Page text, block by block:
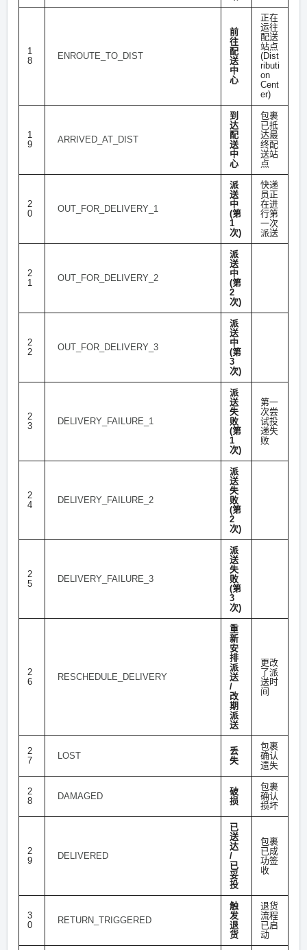
1
8
ENROUTE_TO_DIST
前
往
配
送
中
心
正在
运往
配送
站点
(Dist
ributi
on
Cent
er)
1
9
ARRIVED_AT_DIST
到
达
配
送
中
心
包裹
已抵
达最
终配
送站
点
2
0
OUT_FOR_DELIVERY_1
派
送
中
(第
1
次)
快递
员正
在进
行第
一次
派送
2
1
OUT_FOR_DELIVERY_2
派
送
中
(第
2
次)
2
2
OUT_FOR_DELIVERY_3
派
送
中
(第
3
次)
2
3
DELIVERY_FAILURE_1
派
送
失
败
(第
1
次)
第一
次尝
试投
递失
败
2
4
DELIVERY_FAILURE_2
派
送
失
败
(第
2
次)
2
5
DELIVERY_FAILURE_3
派
送
失
败
(第
3
次)
2
6
RESCHEDULE_DELIVERY
重
新
安
排
派
送
/
改
期
派
送
更改
了派
送时
间
2
7
LOST
丢
失
包裹
确认
遗失
2
8
DAMAGED
破
损
包裹
确认
损坏
2
9
DELIVERED
已
送
达
/
已
妥
投
包裹
已成
功签
收
3
0
RETURN_TRIGGERED
触
发
退
货
退货
流程
已启
动